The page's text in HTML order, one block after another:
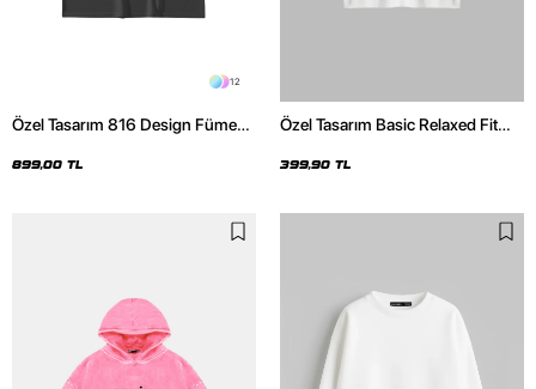
12
Özel Tasarım 816 Design Füme
899,00 TL
Özel Tasarım Basic Relaxed Fit
399,90 TL